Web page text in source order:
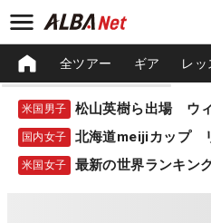
全ツアー ギア レッ
米国男子
国内女子 北海道meijiカップ
米国女子 最新の世界ランキン